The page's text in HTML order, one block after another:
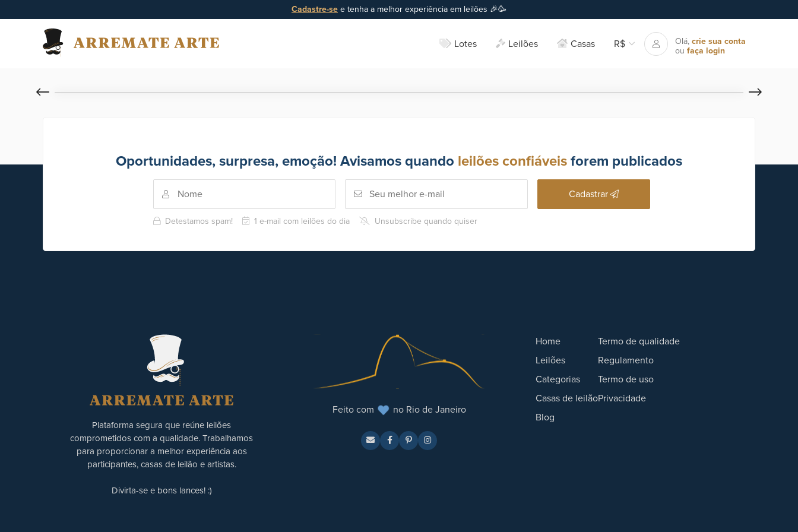
Cadastre-se e tenha a melhor experiência em leilões 🎉🥳
Lotes Leilões Casas R$ Olá, crie sua conta
ou faça login
Oportunidades, surpresa, emoção! Avisamos quando leilões confiáveis forem publicados
Cadastrar
Detestamos spam! 1 e-mail com leilões do dia Unsubscribe quando quiser
Plataforma segura que reúne leilões
comprometidos com a qualidade. Trabalhamos
para proporcionar a melhor experiência aos
participantes, casas de leilão e artistas.
Divirta-se e bons lances! :)
Feito com no Rio de Janeiro
Home
Leilões
Categorias
Casas de leilão
Blog
Termo de qualidade
Regulamento
Termo de uso
Privacidade